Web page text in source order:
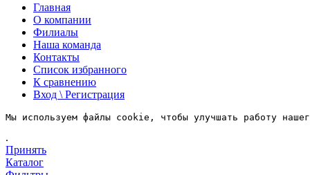
Главная
О компании
Филиалы
Наша команда
Контакты
Список избранного
К сравнению
Вход \ Регистрация
Мы используем файлы cookie, чтобы улучшать работу
.
Принять
Каталог